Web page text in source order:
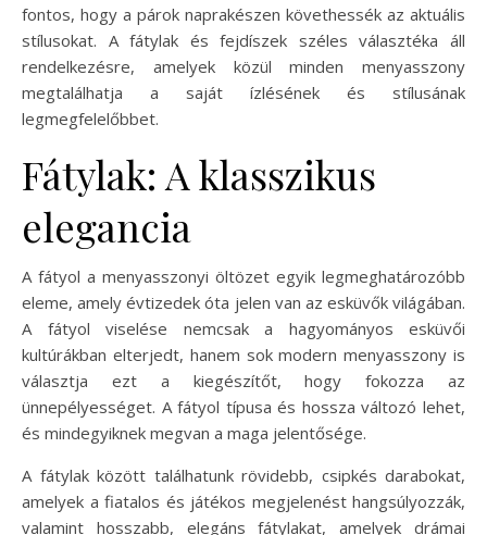
fontos, hogy a párok naprakészen követhessék az aktuális
stílusokat. A fátylak és fejdíszek széles választéka áll
rendelkezésre, amelyek közül minden menyasszony
megtalálhatja a saját ízlésének és stílusának
legmegfelelőbbet.
Fátylak: A klasszikus
elegancia
A fátyol a menyasszonyi öltözet egyik legmeghatározóbb
eleme, amely évtizedek óta jelen van az esküvők világában.
A fátyol viselése nemcsak a hagyományos esküvői
kultúrákban elterjedt, hanem sok modern menyasszony is
választja ezt a kiegészítőt, hogy fokozza az
ünnepélyességet. A fátyol típusa és hossza változó lehet,
és mindegyiknek megvan a maga jelentősége.
A fátylak között találhatunk rövidebb, csipkés darabokat,
amelyek a fiatalos és játékos megjelenést hangsúlyozzák,
valamint hosszabb, elegáns fátylakat, amelyek drámai